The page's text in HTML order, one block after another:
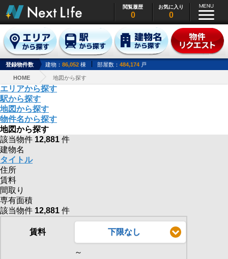
閲覧履歴
0
お気に入り
0
登録物件数 建物： 86,052 棟 部屋数： 484,174 戸
HOME 地図から探す
エリアから探す
駅から探す
地図から探す
物件名から探す
地図から探す
該当物件 12,881 件
建物名
タイトル
住所
賃料
間取り
専有面積
該当物件 12,881 件
賃料 下限なし
～